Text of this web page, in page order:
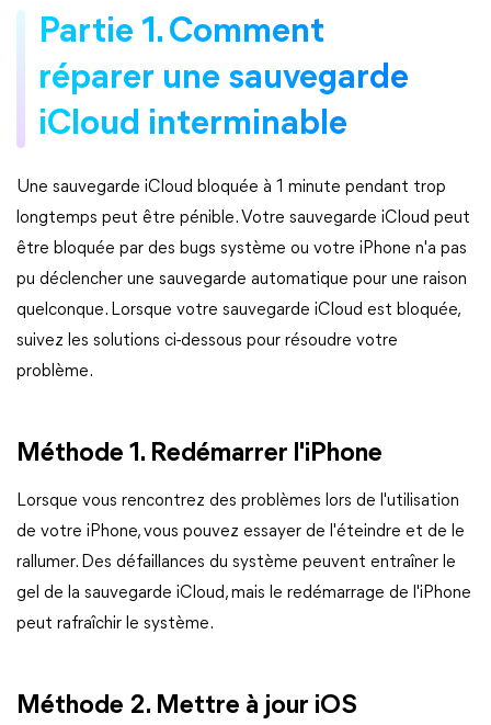
Partie 1. Comment
réparer une sauvegarde
iCloud interminable
Une sauvegarde iCloud bloquée à 1 minute pendant trop
longtemps peut être pénible. Votre sauvegarde iCloud peut
être bloquée par des bugs système ou votre iPhone n'a pas
pu déclencher une sauvegarde automatique pour une raison
quelconque. Lorsque votre sauvegarde iCloud est bloquée,
suivez les solutions ci-dessous pour résoudre votre
problème.
Méthode 1. Redémarrer l'iPhone
Lorsque vous rencontrez des problèmes lors de l'utilisation
de votre iPhone, vous pouvez essayer de l'éteindre et de le
rallumer. Des défaillances du système peuvent entraîner le
gel de la sauvegarde iCloud, mais le redémarrage de l'iPhone
peut rafraîchir le système.
Méthode 2. Mettre à jour iOS